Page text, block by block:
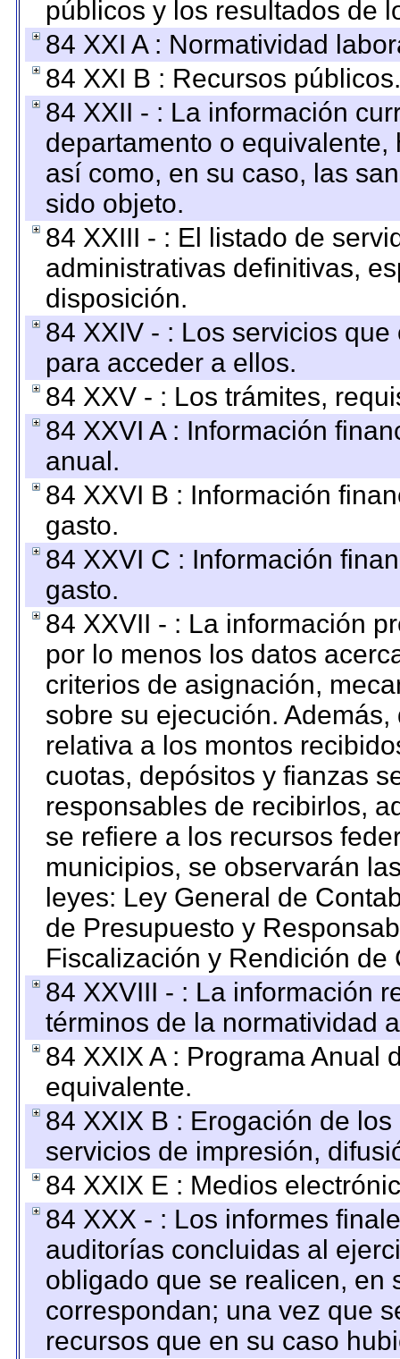
públicos y los resultados de
84 XXI A : Normatividad
84 XXI B : Recursos públicos.
84 XXII - : La información
departamento o
así como, en su caso, las
sido objeto.
84 XXIII - : El listado de
administrativas definitivas,
disposición.
84 XXIV - : Los servicios
para acceder a ellos.
84 XXV - : Los trámites,
84 XXVI A : Información
anual.
84 XXVI B : Información
gasto.
84 XXVI C : Información
gasto.
84 XXVII - : La información
por lo menos los datos
criterios de asignación,
sobre su ejecución.
relativa a los montos
cuotas, depósitos y fianzas
responsables de recibirlos,
se refiere a los recursos
municipios, se observarán
leyes: Ley General de
de Presupuesto y
Fiscalización y Rendición
84 XXVIII - : La información
términos de la normatividad
84 XXIX A : Programa Anual
equivalente.
84 XXIX B : Erogación de
servicios de impresión,
84 XXIX E : Medios
84 XXX - : Los informes
auditorías concluidas al
obligado que se realicen, en
correspondan; una vez que
recursos que en su caso